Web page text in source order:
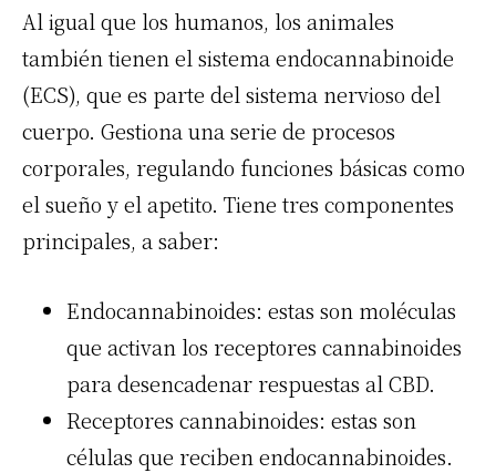
Al igual que los humanos, los animales
también tienen el sistema endocannabinoide
(ECS), que es parte del sistema nervioso del
cuerpo. Gestiona una serie de procesos
corporales, regulando funciones básicas como
el sueño y el apetito. Tiene tres componentes
principales, a saber:
Endocannabinoides: estas son moléculas
que activan los receptores cannabinoides
para desencadenar respuestas al CBD.
Receptores cannabinoides: estas son
células que reciben endocannabinoides.